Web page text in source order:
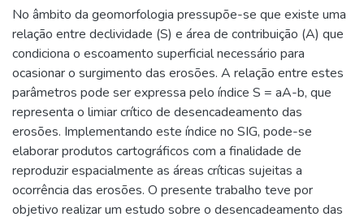
No âmbito da geomorfologia pressupõe-se que existe uma
relação entre declividade (S) e área de contribuição (A) que
condiciona o escoamento superficial necessário para
ocasionar o surgimento das erosões. A relação entre estes
parâmetros pode ser expressa pelo índice S = aA-b, que
representa o limiar crítico de desencadeamento das
erosões. Implementando este índice no SIG, pode-se
elaborar produtos cartográficos com a finalidade de
reproduzir espacialmente as áreas críticas sujeitas a
ocorrência das erosões. O presente trabalho teve por
objetivo realizar um estudo sobre o desencadeamento das